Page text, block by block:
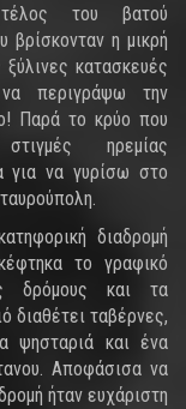
τέλος του βατού
η μικρή
κατασκευές
περιγράψω την
Παρά το κρύο που
ηρεμίας
για να γυρίσω στο
διαδρομή
το γραφικό
δρόμους και τα
διαθέτει ταβέρνες,
ψησταριά και ένα
Αποφάσισα να
ήταν ευχάριστη